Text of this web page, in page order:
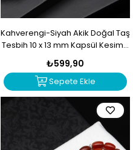
Kahverengi-Siyah Akik Doğal Taş
Tesbih 10 x 13 mm Kapsül Kesim -
TSB-0503
₺599,90
Sepete Ekle